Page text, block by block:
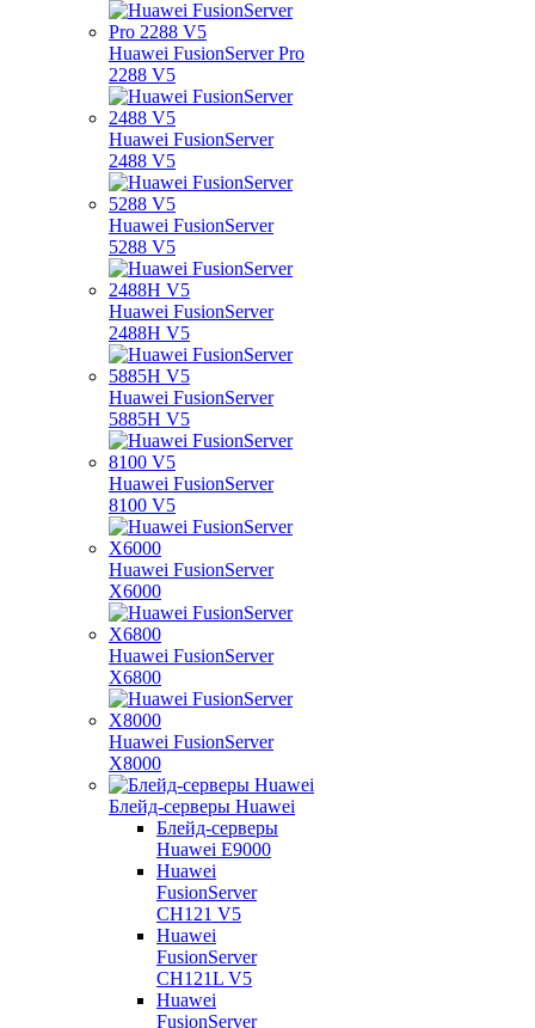
Huawei FusionServer Pro
2288 V5
Huawei FusionServer
2488 V5
Huawei FusionServer
5288 V5
Huawei FusionServer
2488H V5
Huawei FusionServer
5885H V5
Huawei FusionServer
8100 V5
Huawei FusionServer
X6000
Huawei FusionServer
X6800
Huawei FusionServer
X8000
Блейд-серверы Huawei
Блейд-серверы
Huawei E9000
Huawei
FusionServer
CH121 V5
Huawei
FusionServer
CH121L V5
Huawei
FusionServer